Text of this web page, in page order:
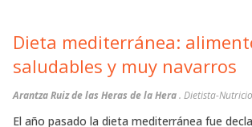
Dieta mediterránea:
saludables y muy navarros
Arantza Ruiz de las Heras de la Hera. Dietista-
El año pasado la dieta mediterránea fue